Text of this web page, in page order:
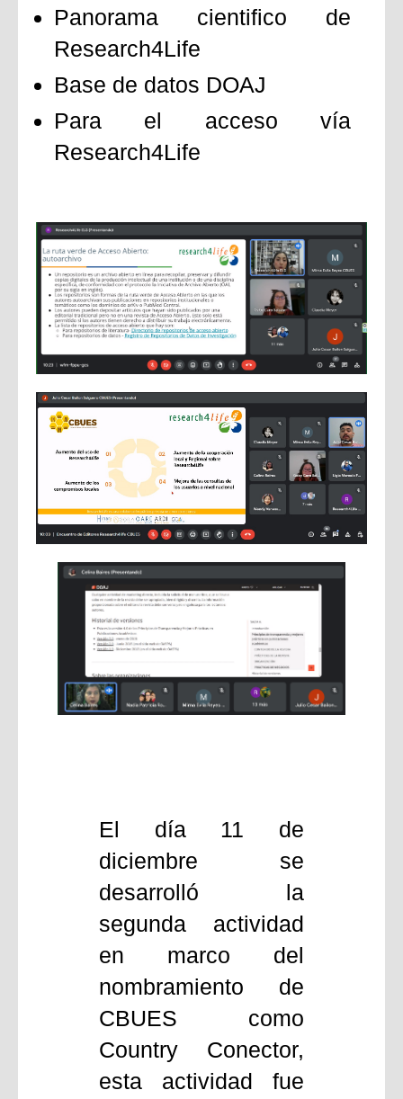
Panorama cientifico de
Research4Life
Base de datos DOAJ
Para el acceso vía
Research4Life
El día 11 de
diciembre se
desarrolló la
segunda actividad
en marco del
nombramiento de
CBUES como
Country Conector,
esta actividad fue